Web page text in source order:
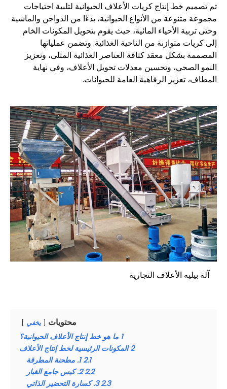
تم تصميم خط إنتاج كريات الأعلاف الحيوانية لتلبية احتياجات
مجموعة متنوعة من الأنواع الحيوانية، بدءًا من الدواجن والماشية
وحتى تربية الأحياء المائية، حيث يقوم بتحويل المكونات الخام
إلى كريات متوازنة من الناحية الغذائية. وتضمن عملياتها
المصممة بشكل معقد كثافة العناصر الغذائية المثلى، وتعزيز
النمو الصحي، وتحسين معدلات تحويل الأعلاف، وفي نهاية
المطاف، تعزيز الرفاهية العامة للحيوانات.
آلة بيليه الأعلاف التجارية
محتويات يخفي
1 ما هو خط إنتاج الأعلاف الحيوانية؟
2 المكونات الرئيسية لخط إنتاج الأعلاف
2.1 1. مطحنة المطرقة
2.2 2. كيس جامع الغبار
2.3 3. كسارة التحضير الذاتي